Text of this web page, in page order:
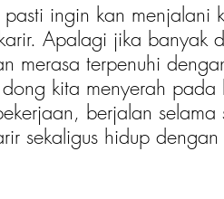
ingin kan menjalani
Apalagi jika banyak
merasa terpenuhi
kita menyerah pada
berjalan selama
sekaligus hidup dengan